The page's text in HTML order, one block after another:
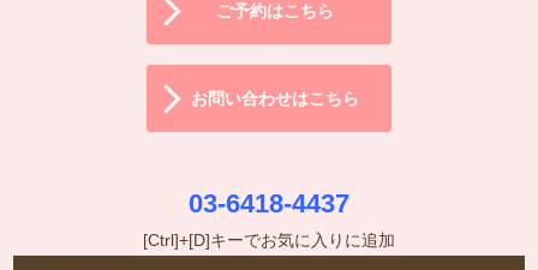
ご予約はこちら
お問い合わせはこちら
03-6418-4437
[Ctrl]+[D]キーでお気に入りに追加